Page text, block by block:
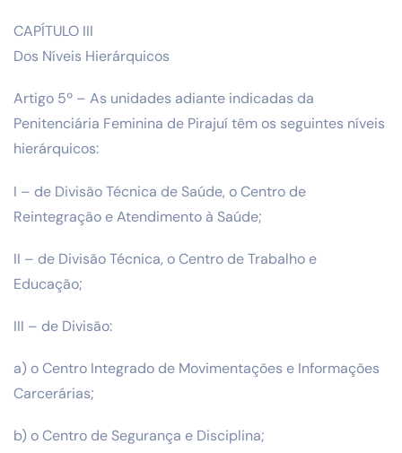
CAPÍTULO III
Dos Níveis Hierárquicos
Artigo 5º – As unidades adiante indicadas da
Penitenciária Feminina de Pirajuí têm os seguintes níveis
hierárquicos:
I – de Divisão Técnica de Saúde, o Centro de
Reintegração e Atendimento à Saúde;
II – de Divisão Técnica, o Centro de Trabalho e
Educação;
III – de Divisão:
a) o Centro Integrado de Movimentações e Informações
Carcerárias;
b) o Centro de Segurança e Disciplina;